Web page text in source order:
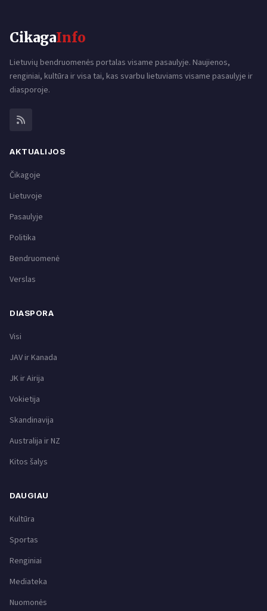
CikagaInfo
Lietuvių bendruomenės portalas visame pasaulyje. Naujienos,
renginiai, kultūra ir visa tai, kas svarbu lietuviams visame pasaulyje ir
diasporoje.
AKTUALIJOS
Čikagoje
Lietuvoje
Pasaulyje
Politika
Bendruomenė
Verslas
DIASPORA
Visi
JAV ir Kanada
JK ir Airija
Vokietija
Skandinavija
Australija ir NZ
Kitos šalys
DAUGIAU
Kultūra
Sportas
Renginiai
Mediateka
Nuomonės